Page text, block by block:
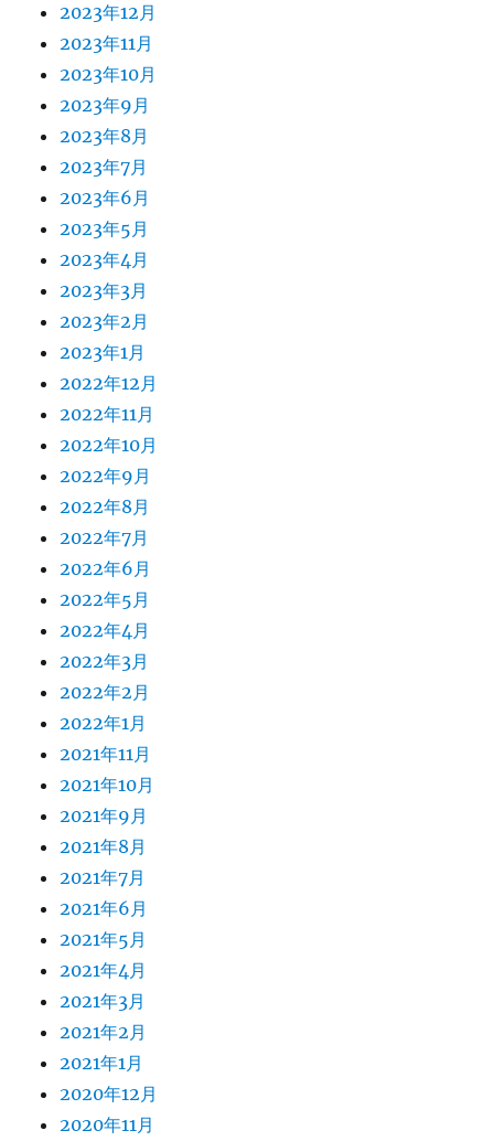
2023年12月
2023年11月
2023年10月
2023年9月
2023年8月
2023年7月
2023年6月
2023年5月
2023年4月
2023年3月
2023年2月
2023年1月
2022年12月
2022年11月
2022年10月
2022年9月
2022年8月
2022年7月
2022年6月
2022年5月
2022年4月
2022年3月
2022年2月
2022年1月
2021年11月
2021年10月
2021年9月
2021年8月
2021年7月
2021年6月
2021年5月
2021年4月
2021年3月
2021年2月
2021年1月
2020年12月
2020年11月